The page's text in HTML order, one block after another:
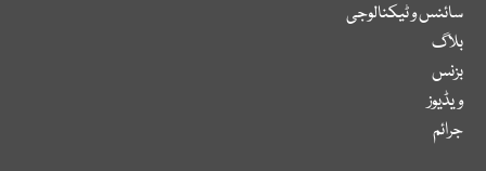
سائنس و ٹیکنالوجی
بلاگ
بزنس
ویڈیوز
جرائم